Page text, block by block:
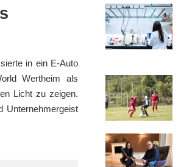
in ein E-Auto
Wertheim als
Licht zu zeigen.
Unternehmergeist